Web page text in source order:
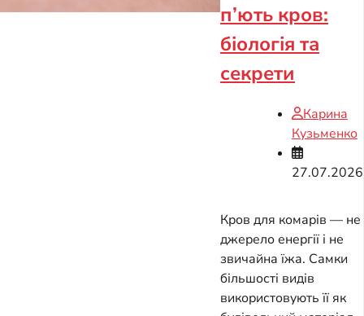
п’ють кров:
біологія та
секрети
Карина
Кузьменко
27.07.2026
Кров для комарів — не
джерело енергії і не
звичайна їжа. Самки
більшості видів
використовують її як